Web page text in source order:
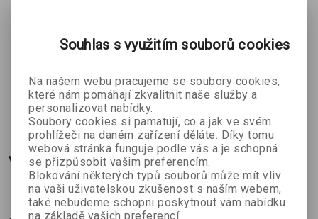
díky webovému odkazu si můžete kdykoliv ověřit, jestli
servis oceníte.
Myslete
miliardář
Hagstrom
332 Kč 369 Kč
Trading in
the Zone -
upravené
vydání
296 Kč
Investiční
Chan
Více o knize
Souhlas s využitím souborů cookies
Na našem webu pracujeme se soubory cookies,
které nám pomáhají zkvalitnit naše služby a
personalizovat nabídky.
Soubory cookies si pamatují, co a jak ve svém
prohlížeči na daném zařízení děláte. Díky tomu
webová stránka funguje podle vás a je schopná
se přizpůsobit vašim preferencím.
Blokování některých typů souborů může mít vliv
na vaši uživatelskou zkušenost s naším webem,
také nebudeme schopni poskytnout vám nabídku
na základě vašich preferencí.